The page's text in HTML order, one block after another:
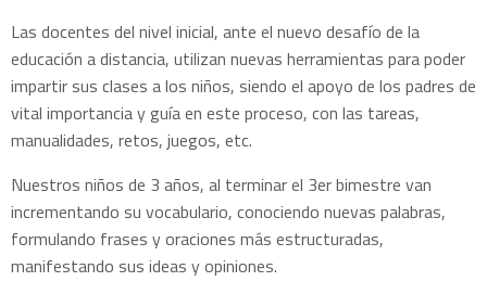
Las docentes del nivel inicial, ante el nuevo desafío de la
educación a distancia, utilizan nuevas herramientas para poder
impartir sus clases a los niños, siendo el apoyo de los padres de
vital importancia y guía en este proceso, con las tareas,
manualidades, retos, juegos, etc.
Nuestros niños de 3 años, al terminar el 3er bimestre van
incrementando su vocabulario, conociendo nuevas palabras,
formulando frases y oraciones más estructuradas,
manifestando sus ideas y opiniones.